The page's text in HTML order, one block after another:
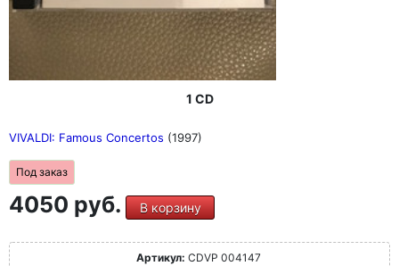
1 CD
VIVALDI: Famous Concertos (1997)
Под заказ
4050 руб. В корзину
Артикул: CDVP 004147